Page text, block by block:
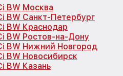
BW Москва
BW Санкт-Петербург
BW Краснодар
BW Ростов-на-Дону
BW Нижний Новгород
BW Новосибирск
BW Казань